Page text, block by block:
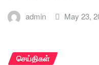
admin May 23,
செய்திகள்